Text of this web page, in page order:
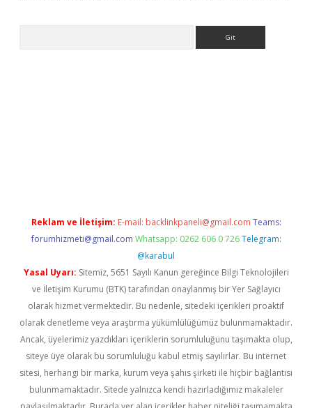
Reklam ve İletişim: E-mail: backlinkpaneli@gmail.com Teams:
forumhizmeti@gmail.com Whatsapp: 0262 606 0 726 Telegram:
@karabul
Yasal Uyarı: Sitemiz, 5651 Sayılı Kanun gereğince Bilgi Teknolojileri
ve İletişim Kurumu (BTK) tarafından onaylanmış bir Yer Sağlayıcı
olarak hizmet vermektedir. Bu nedenle, sitedeki içerikleri proaktif
olarak denetleme veya araştırma yükümlülüğümüz bulunmamaktadır.
Ancak, üyelerimiz yazdıkları içeriklerin sorumluluğunu taşımakta olup,
siteye üye olarak bu sorumluluğu kabul etmiş sayılırlar. Bu internet
sitesi, herhangi bir marka, kurum veya şahıs şirketi ile hiçbir bağlantısı
bulunmamaktadır. Sitede yalnızca kendi hazırladığımız makaleler